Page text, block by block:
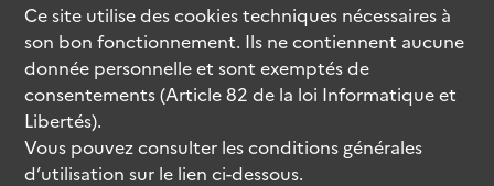
Ce site utilise descookiestechniques nécessaires à
son bon fonctionnement. Ils ne contiennent aucune
donnée personnelle et sont exemptés de
consentements (Article 82 de la loi Informatique et
Libertés).
Vous pouvez consulter les conditions générales
d’utilisation sur le lien ci-dessous.